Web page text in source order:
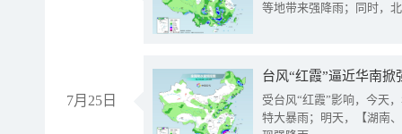
等地带来强降雨；同时，
7月25日
台风“红霞”逼近华南
受台风“红霞”影响，今天
特大暴雨；明天，【湖南